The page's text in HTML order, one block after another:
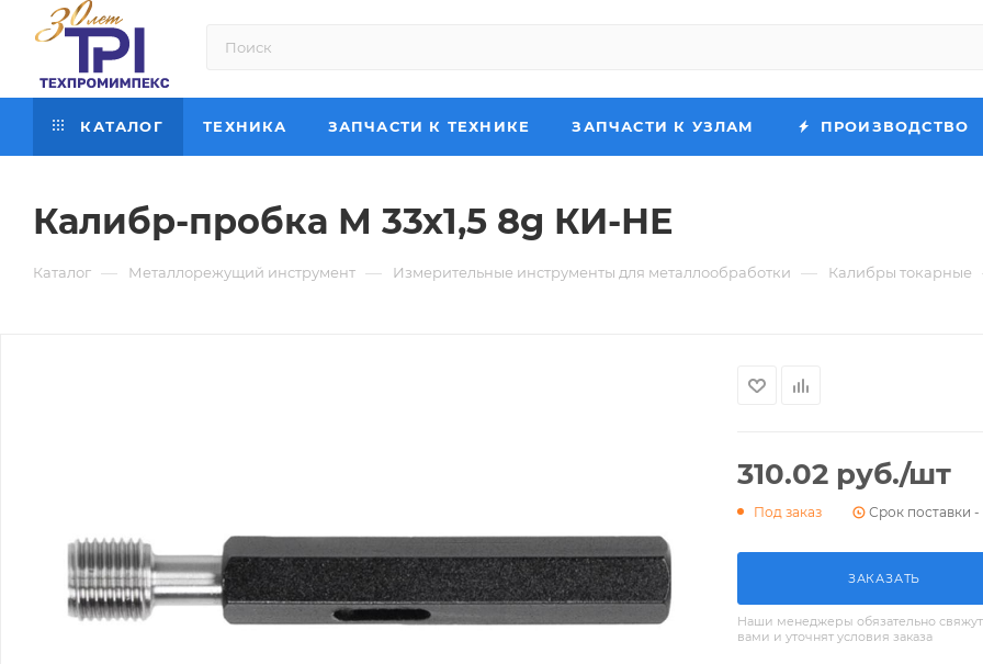
КАТАЛОГ ТЕХНИКА ЗАПЧАСТИ К ТЕХНИКЕ ЗАПЧАСТИ К УЗЛАМ ПРОИЗВОДСТВО
Калибр-пробка М 33х1,5 8g КИ-НЕ
Каталог — Металлорежущий инструмент — Измерительные инструменты для металлообработки — Калибры токарные
310.02 руб./шт
Под заказ Срок поставки -
ЗАКАЗАТЬ
Наши менеджеры обязательно
вами и уточнят условия заказа